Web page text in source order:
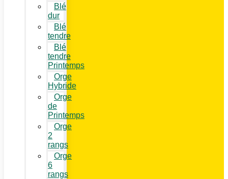
Blé
dur
Blé
tendre
Blé
tendre
Printemps
Orge
Hybride
Orge
de
Printemps
Orge
2
rangs
Orge
6
rangs